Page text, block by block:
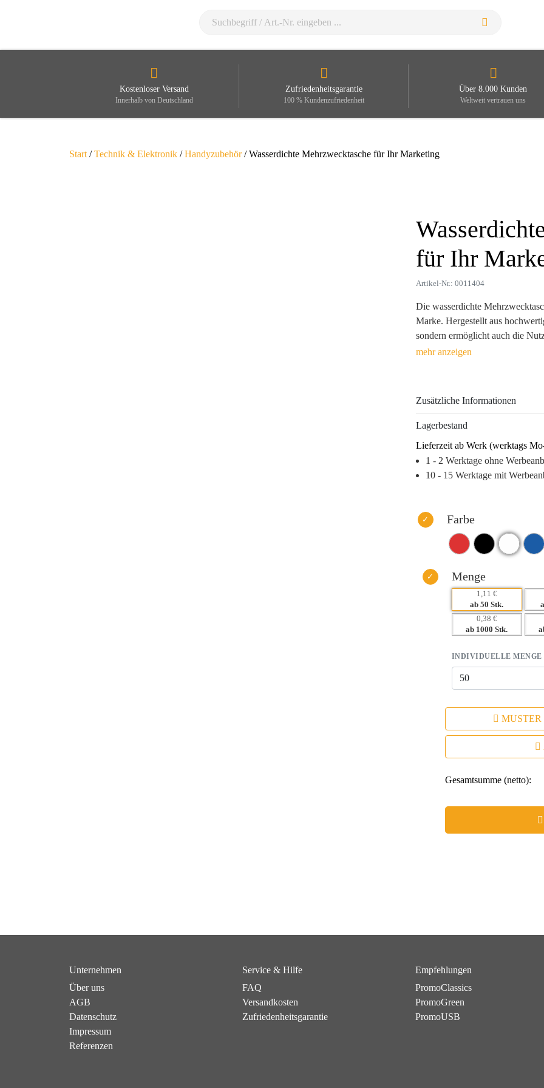
Kostenloser Versand
Innerhalb von Deutschland
Zufriedenheitsgarantie
100 % Kundenzufriedenheit
Über 8.000 Kunden
Weltweit vertrauen uns
Start /Technik & Elektronik /Handyzubehör/ Wasserdichte Mehrzwecktasche für Ihr Marketing
für Ihr
Artikel-Nr.: 0011404
Die wasserdichte
Marke. Hergestellt aus
sondern ermöglicht auch die
beim Sport oder im Alltag –
präsentieren, gewährleistet eine
500 ist sie perfekt für
Warum dieses Produkt Ihre
– Hohe Wiedererkennung durch
– Robustes Material für
Zusätzliche Informationen
Lagerbestand
Lieferzeit ab Werk (werktags
1 - 2 Werktage ohne
10 - 15 Werktage mit
Farbe
Menge
1,11 €
ab 50 Stk.
0,38 €
ab 1000 Stk.
INDIVIDUELLE MENGE
MUSTER
Gesamtsumme (netto):
Unternehmen
Über uns
AGB
Datenschutz
Impressum
Referenzen
Service & Hilfe
FAQ
Versandkosten
Zufriedenheitsgarantie
Empfehlungen
PromoClassics
PromoGreen
PromoUSB